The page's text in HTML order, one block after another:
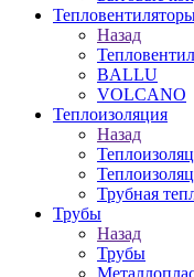
Назад
BALLU
VOLCANO
Теплоизоляция
Назад
Трубная
Трубы
Назад
Трубы